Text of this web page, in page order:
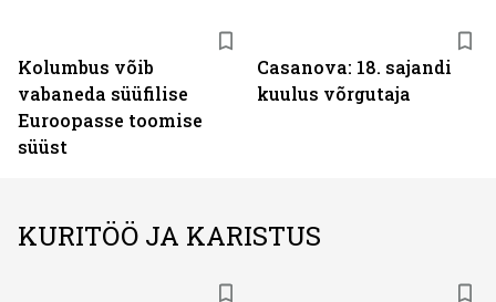
Kolumbus võib
vabaneda süüfilise
Euroopasse toomise
süüst
Casanova: 18. sajandi
kuulus võrgutaja
KURITÖÖ JA KARISTUS